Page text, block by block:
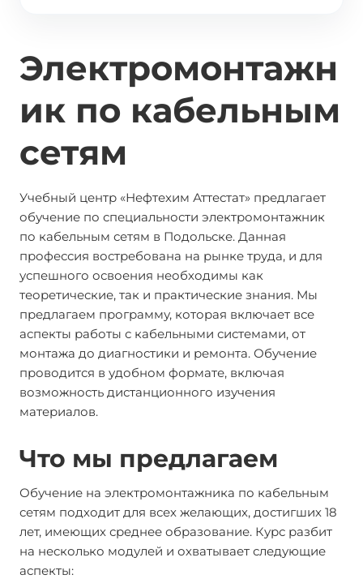
Электромонтажн
ик по кабельным
сетям
Учебный центр «Нефтехим Аттестат» предлагает
обучение по специальности электромонтажник
по кабельным сетям в Подольске. Данная
профессия востребована на рынке труда, и для
успешного освоения необходимы как
теоретические, так и практические знания. Мы
предлагаем программу, которая включает все
аспекты работы с кабельными системами, от
монтажа до диагностики и ремонта. Обучение
проводится в удобном формате, включая
возможность дистанционного изучения
материалов.
Что мы предлагаем
Обучение на электромонтажника по кабельным
сетям подходит для всех желающих, достигших 18
лет, имеющих среднее образование. Курс разбит
на несколько модулей и охватывает следующие
аспекты: